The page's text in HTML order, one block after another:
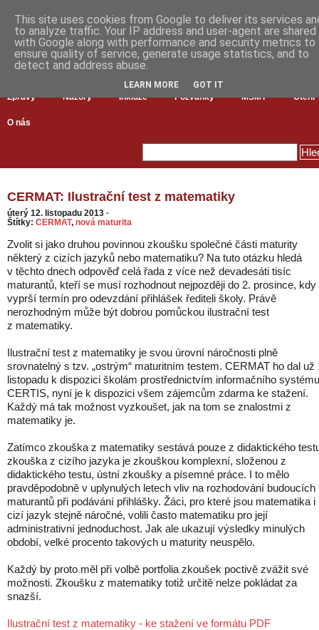
Zprávy Názory Inkluze Pozvánky MŠMT Čtení
O nás
CERMAT: Ilustrační test z matematiky
úterý 12. listopadu 2013 ·
Štítky: CERMAT, nová maturita
Zvolit si jako druhou povinnou zkoušku společné části maturity
některý z cizích jazyků nebo matematiku? Na tuto otázku hledá
v těchto dnech odpověď celá řada z více než devadesáti tisíc
maturantů, kteří se musí rozhodnout nejpozději do 2. prosince, kdy
vyprší termín pro odevzdání přihlášek řediteli školy. Právě
nerozhodným může být dobrou pomůckou ilustrační test
z matematiky.
Ilustrační test z matematiky je svou úrovní náročnosti plně
srovnatelný s tzv. „ostrým“ maturitním testem. CERMAT ho dal už
listopadu k dispozici školám prostřednictvím informačního systému
CERTIS, nyní je k dispozici všem zájemcům zdarma ke stažení.
Každý má tak možnost vyzkoušet, jak na tom se znalostmi z
matematiky je.
Zatímco zkouška z matematiky sestává pouze z didaktického
zkouška z cizího jazyka je zkouškou komplexní, složenou z
didaktického testu, ústní zkoušky a písemné práce. I to mělo
pravděpodobně v uplynulých letech vliv na rozhodování budoucích
maturantů při podávání přihlášky. Žáci, pro které jsou matematika i
cizí jazyk stejně náročné, volili často matematiku pro její
administrativní jednoduchost. Jak ale ukazují výsledky minulých
období, velké procento takových u maturity neuspělo.
Každý by proto měl při volbě portfolia zkoušek poctivě zvážit své
možnosti. Zkoušku z matematiky totiž určitě nelze pokládat za
snazší.
Ilustrační test z matematiky - ke stažení ve formátu PDF
This site uses cookies from Google to deliver its services
to analyze traffic. Your IP address and user-agent are shared
with Google along with performance and security metrics to
ensure quality of service, generate usage statistics, and to
detect and address abuse.
LEARN MORE GOT IT